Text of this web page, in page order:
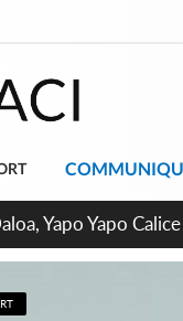
l'armée perd une